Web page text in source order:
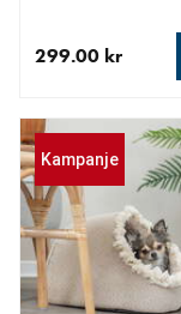
299.00 kr
Kampanje